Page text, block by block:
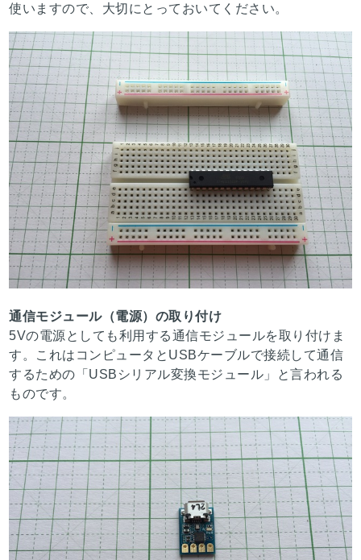
使いますので、大切にとっておいてください。
通信モジュール（電源）の取り付け
5Vの電源としても利用する通信モジュールを取り付けま
す。これはコンピュータとUSBケーブルで接続して通信
するための「USBシリアル変換モジュール」と言われる
ものです。